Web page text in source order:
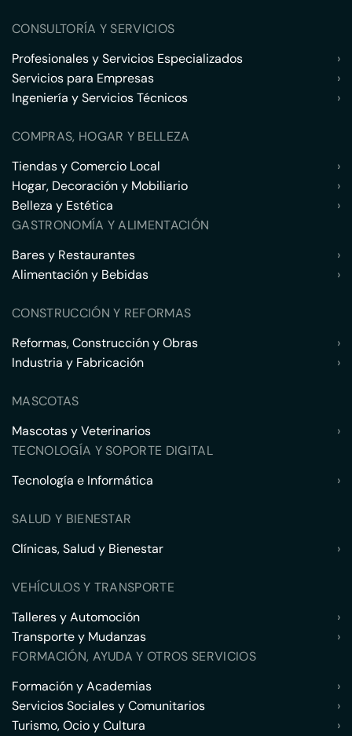
CONSULTORÍA Y SERVICIOS
Profesionales y Servicios Especializados
›
Servicios para Empresas
›
Ingeniería y Servicios Técnicos
›
COMPRAS, HOGAR Y BELLEZA
Tiendas y Comercio Local
›
Hogar, Decoración y Mobiliario
›
Belleza y Estética
›
GASTRONOMÍA Y ALIMENTACIÓN
Bares y Restaurantes
›
Alimentación y Bebidas
›
CONSTRUCCIÓN Y REFORMAS
Reformas, Construcción y Obras
›
Industria y Fabricación
›
MASCOTAS
Mascotas y Veterinarios
›
TECNOLOGÍA Y SOPORTE DIGITAL
Tecnología e Informática
›
SALUD Y BIENESTAR
Clínicas, Salud y Bienestar
›
VEHÍCULOS Y TRANSPORTE
Talleres y Automoción
›
Transporte y Mudanzas
›
FORMACIÓN, AYUDA Y OTROS SERVICIOS
Formación y Academias
›
Servicios Sociales y Comunitarios
›
Turismo, Ocio y Cultura
›